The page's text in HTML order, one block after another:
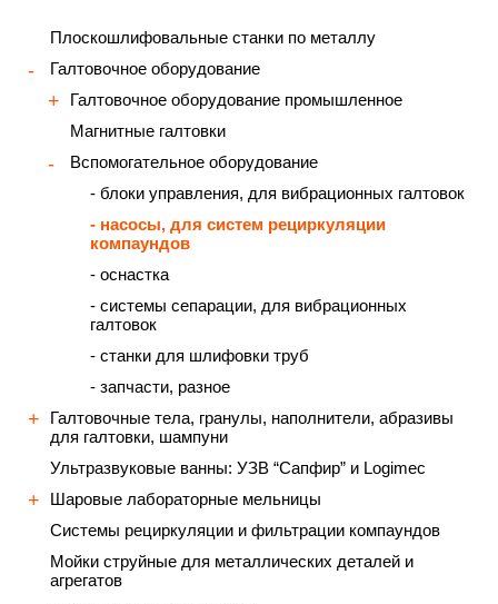
Плоскошлифовальные станки по металлу
Галтовочное оборудование
Галтовочное оборудование промышленное
Магнитные галтовки
Вспомогательное оборудование
- блоки управления, для вибрационных галтовок
- насосы, для систем рециркуляции
компаундов
- оснастка
- системы сепарации, для вибрационных
галтовок
- станки для шлифовки труб
- запчасти, разное
Галтовочные тела, гранулы, наполнители, абразивы
для галтовки, шампуни
Ультразвуковые ванны: УЗВ “Сапфир” и Logimec
Шаровые лабораторные мельницы
Cистемы рециркуляции и фильтрации компаундов
Мойки струйные для металлических деталей и
агрегатов